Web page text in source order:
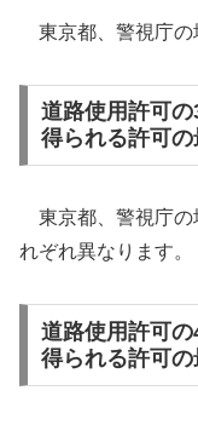
東京都、警視庁の
道路使用許可
得られる許可の
東京都、警視庁の
れぞれ異なります。
道路使用許可
得られる許可の